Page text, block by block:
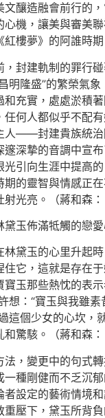
文釀造融會前行的
心機，讓美與審美
樓夢》的阿誰時期
，封建軌制的罪行
明隆盛”的繁榮氣
和充實，處處淤積
任何人都似乎不配
人——封建貴族統治
邃深摯的音調中宣
光引向生涯中提高
期的靈智與情感正
光亮。（蔣和森：
玉佈滿牴觸的戀愛
林黛玉的心里升起
住它，這就是存在
寶玉那些熱忱的表
想：“寶玉與我雖
這個少女的心坎，
驚駭。（蔣和森：
法，變更中的句式
一種剛健而不乏沉
者設定的藝術情境
重壓下，黛玉所背